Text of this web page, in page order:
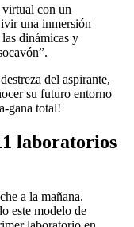
virtual con un
una inmersión
dinámicas y
del aspirante,
su futuro entorno
gana total!
laboratorios
a la mañana.
este modelo de